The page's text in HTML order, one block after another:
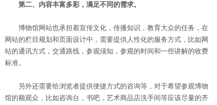
第二、内容丰富多彩，满足不同的需求。
博物馆网站也承担着宣传文化，传播知识，教育大众的任务，在
网站的栏目规划和页面设计中，需要提供人性化的服务方式，比如网
站的通讯方式，交通路线，参观须知，参观的时间和一些讲解的收费
标准。
另外还需要给浏览者提供便捷方式的咨询等，对于希望参观博物
馆的额观众，比如咨询台，书吧，艺术商品店洗手间等应该尽量的齐